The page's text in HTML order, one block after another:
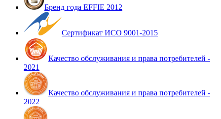
Бренд года EFFIE 2012
Сертификат ИСО 9001-2015
Качество обслуживания и права потребителей -
2021
Качество обслуживания и права потребителей -
2022